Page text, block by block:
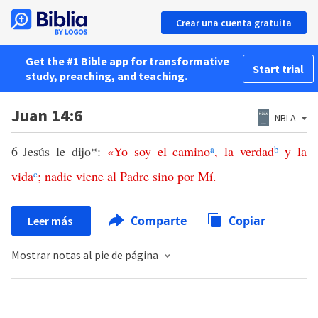
Crear una cuenta gratuita
Get the #1 Bible app for transformative
study, preaching, and teaching.
Start trial
Juan 14:6 NBLA
6 Jesús le dijo*: «Yo soy el caminoa,la verdadb y la
vidac; nadie viene al Padre sino por Mí.
Leer más Comparte Copiar
Mostrar notas al pie de página